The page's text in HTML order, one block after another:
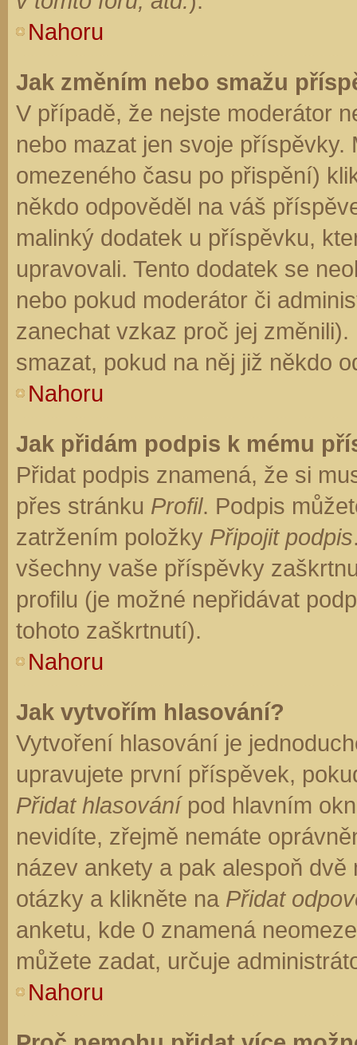
Nahoru
Jak změním nebo smažu
V případě, že nejste moderátor
nebo mazat jen svoje
omezeného času po přispění)
někdo odpověděl na váš
malinký dodatek u příspěvku,
upravovali. Tento dodatek se
nebo pokud moderátor či
zanechat vzkaz proč jej
smazat, pokud na něj již někdo
Nahoru
Jak přidám podpis k mému
Přidat podpis znamená, že si
přes stránku Profil. Podpis
zatržením položky Připojit podpis
všechny vaše příspěvky
profilu (je možné nepřidávat
tohoto zaškrtnutí).
Nahoru
Jak vytvořím hlasování?
Vytvoření hlasování je
upravujete první příspěvek,
Přidat hlasovánípod hlavním
nevidíte, zřejmě nemáte
název ankety a pak alespoň
otázky a klikněte na Přidat
anketu, kde 0 znamená
můžete zadat, určuje
Nahoru